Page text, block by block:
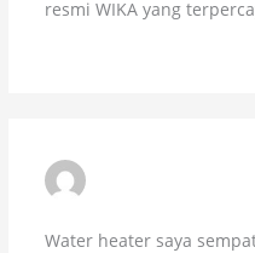
resmi WIKA yang
Water heater saya